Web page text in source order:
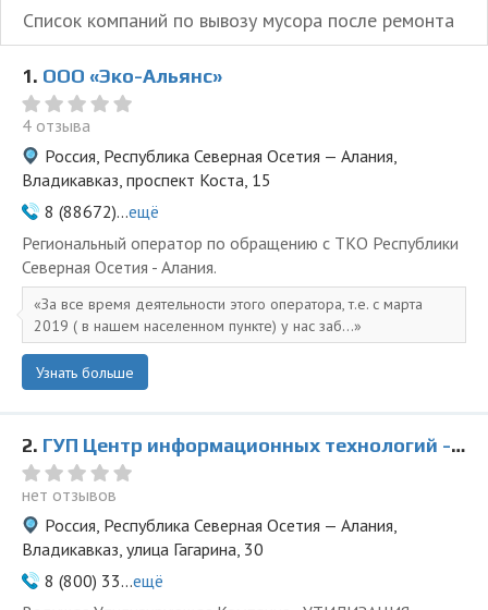
Список компаний по вывозу мусора после ремонта
1. ООО «Эко-Альянс»
4 отзыва
Россия, Республика Северная Осетия — Алания,
Владикавказ, проспект Коста, 15
8 (88672)...ещё
Региональный оператор по обращению с ТКО Республики
Северная Осетия - Алания.
За все время деятельности этого оператора, т.е. с марта
2019 ( в нашем населенном пункте) у нас заб...
Узнать больше
2. ГУП Центр информационных технологий - представитель ООО Ведущая Утилизирующая Компания
нет отзывов
Россия, Республика Северная Осетия — Алания,
Владикавказ, улица Гагарина, 30
8 (800) 33...ещё